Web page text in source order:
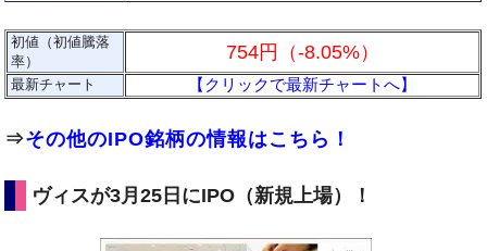
初値（初値騰落
率）
754円（-8.05%）
最新チャート 【クリックで最新チャートへ】
⇒その他のIPO銘柄の情報はこちら！
ヴィスが3月25日にIPO（新規上場）！